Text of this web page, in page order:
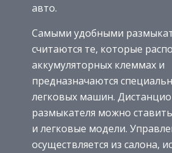
авто.
Самыми удобными
считаются те, которые
аккумуляторных клеммах и
предназначаются
легковых машин.
размыкателя можно
и легковые модели.
осуществляется из салона,